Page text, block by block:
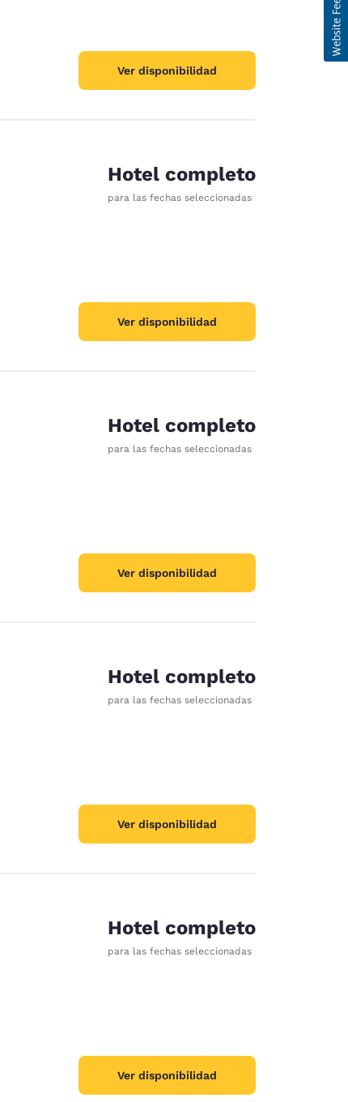
Ver disponibilidad
Hotel completo
para las fechas seleccionadas
Ver disponibilidad
Hotel completo
para las fechas seleccionadas
Ver disponibilidad
Hotel completo
para las fechas seleccionadas
Ver disponibilidad
Hotel completo
para las fechas seleccionadas
Ver disponibilidad